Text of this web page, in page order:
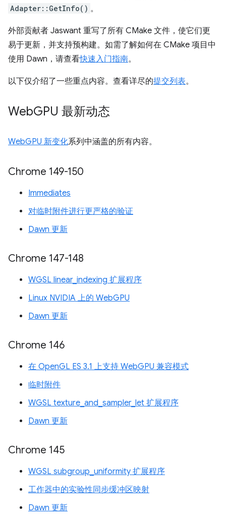
Adapter::GetInfo() 。
外部贡献者 Jaswant 重写了所有 CMake 文件，使它们更
易于更新，并支持预构建。如需了解如何在 CMake 项目中
使用 Dawn，请查看快速入门指南。
以下仅介绍了一些重点内容。查看详尽的提交列表。
WebGPU 最新动态
WebGPU 新变化系列中涵盖的所有内容。
Chrome 149-150
Immediates
对临时附件进行更严格的验证
Dawn 更新
Chrome 147-148
WGSL linear_indexing 扩展程序
Linux NVIDIA 上的 WebGPU
Dawn 更新
Chrome 146
在 OpenGL ES 3.1 上支持 WebGPU 兼容模式
临时附件
WGSL texture_and_sampler_let 扩展程序
Dawn 更新
Chrome 145
WGSL subgroup_uniformity 扩展程序
工作器中的实验性同步缓冲区映射
Dawn 更新